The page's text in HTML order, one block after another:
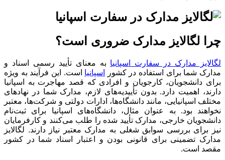
چرا لگالایز مدارک ضروری است؟
لگالایز مدارک در سفارت اسپانیا به معنای تأیید رسمی اسناد و
مدارک شما برای استفاده در کشور
اسپانیا است. این فرآیند به ویژه
برای دانشجویان، کارجویان و افرادی که قصد مهاجرت به اسپانیا
دارند، اهمیت دارد. بدون تأییدیه‌های لازم، مدارک شما در نهادهای
مختلف اسپانیایی، مانند دانشگاه‌ها، ادارات دولتی و شرکت‌ها، معتبر
نخواهند بود. به عنوان مثال، دانشگاه‌های اسپانیا برای ثبت‌نام
دانشجویان خارجی، مدارک تأیید شده را طلب می‌کنند و کارفرمایان
نیز برای بررسی سوابق شغلی به مدارک معتبر نیاز دارند. لگالایز
مدارک تضمینی برای قانونی بودن و اعتبار اسناد شما در کشور
مقصد است.